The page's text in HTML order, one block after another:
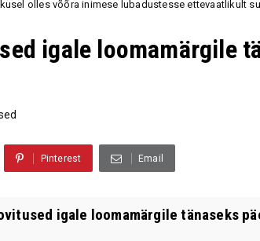
inimese lubadustesse ettevaatlikult suhtuma
igale loomamärgile
Pinterest Email
igale loomamärgile tänaseks